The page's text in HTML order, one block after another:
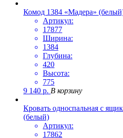
Комод 1384 «Мадера»
Артикул:
17877
Ширина:
1384
Глубина:
420
Высота:
775
9 140 р. В корзину
Кровать односпальная с
(белый)
Артикул:
17862